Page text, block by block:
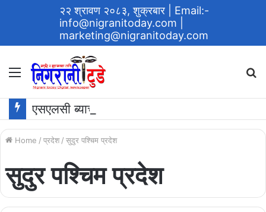
२२ श्रावण २०८३, शुक्रबार
| Email:-
info@nigranitoday.com
marketing@nigranitoday.com
Menu
Home / प्रदेश / सुदुर पश्चिम प्रदेश
सुदुर पश्चिम प्रदेश